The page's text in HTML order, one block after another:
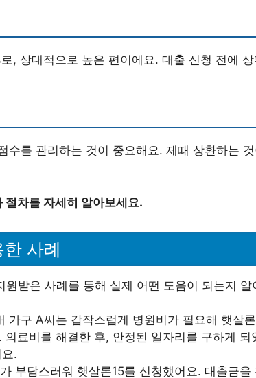
, 상대적으로 높은 편이에요. 대출 신청 전에
수를 관리하는 것이 중요해요. 제때 상환하는
절차를 자세히 알아보세요.
사례
원받은 사례를 통해 실제 어떤 도움이 되는지 알
가구 A씨는 갑작스럽게 병원비가 필요해 햇살
의료비를 해결한 후, 안정된 일자리를 구하게 되
.
부담스러워 햇살론15를 신청했어요. 대출금을